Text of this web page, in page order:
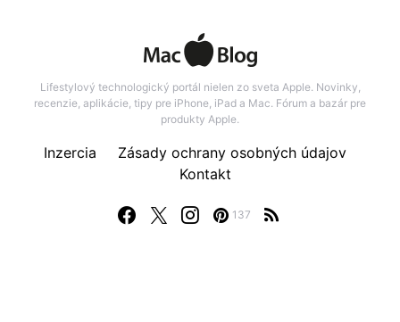
Lifestylový technologický portál nielen zo sveta Apple. Novinky,
recenzie, aplikácie, tipy pre iPhone, iPad a Mac. Fórum a bazár pre
produkty Apple.
137
Inzercia
Zásady ochrany osobných údajov
Kontakt